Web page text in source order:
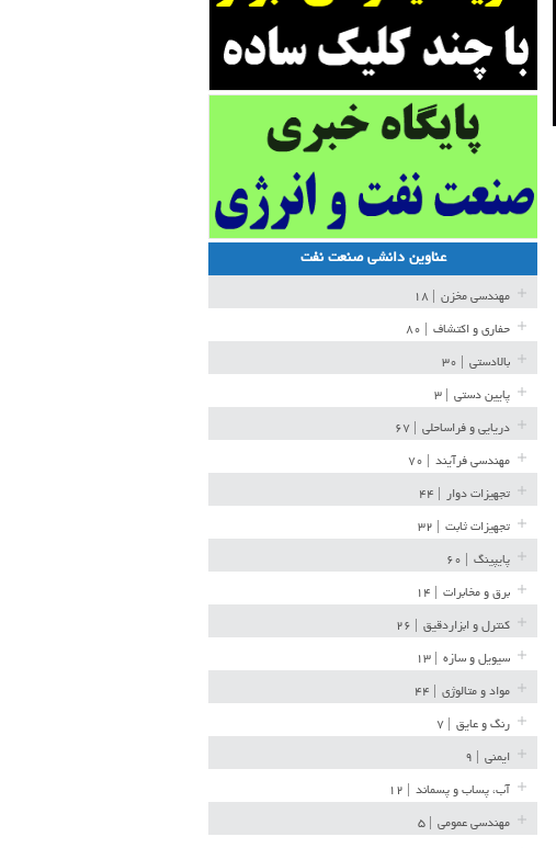
عناوین دانشی صنعت نفت
مهندسی مخزن
حفاری و اکتشاف
بالادستی
پایین دستی
دریایی و فراساحلی
مهندسی فرآیند
تجهیزات دوار
تجهیزات ثابت
پایپینگ
برق و مخابرات
کنترل و ابزاردقیق
سیویل و سازه
مواد و متالوژی
رنگ و عایق
ایمنی
آب، پساب و پسماند
مهندسی عمومی